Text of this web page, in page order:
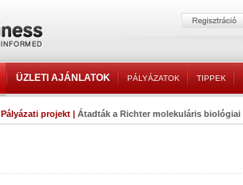
ÜZLETI AJÁNLATOK PÁLYÁZATOK TIPPEK
Pályázati projekt | Átadták a Richter molekuláris